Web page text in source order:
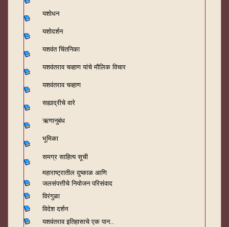
यशोधन
यशोदर्शन
यशवंत चिंतनिका
यशवंतराव चव्हाण यांचे मौलिक विचार
यशवंतराव चव्हाण
सह्याद्रीचे वारे
ऋणानुबंध
भूमिका
समग्र साहित्य सूची
महाराष्ट्रातील दुष्काळ आणि
जलसंपत्तीचे नियोजन परिसंवाद
विरंगुळा
विदेश दर्शन
यशवंतराव इतिहासाचे एक पान..